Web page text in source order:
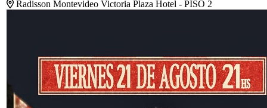
Viernes 21 de Agosto
Inmigrantes MVD